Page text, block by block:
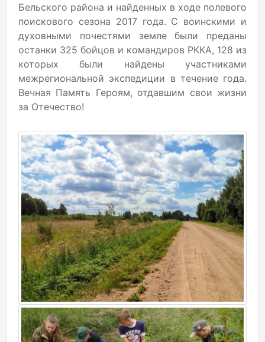
Бельского района и найденных в ходе полевого
поискового сезона 2017 года. С воинскими и
духовными почестями земле были преданы
останки 325 бойцов и командиров РККА, 128 из
которых были найдены участниками
межрегиональной экспедиции в течение года.
Вечная Память Героям, отдавшим свои жизни
за Отечество!